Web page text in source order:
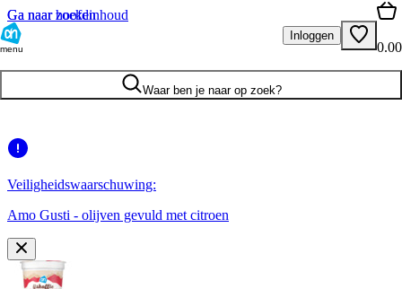
Ga naar hoofdinhoud
Ga naar zoeken
menu
Inloggen
0.00
Waar ben je naar op zoek?
Veiligheidswaarschuwing:
Amo Gusti - olijven gevuld met citroen